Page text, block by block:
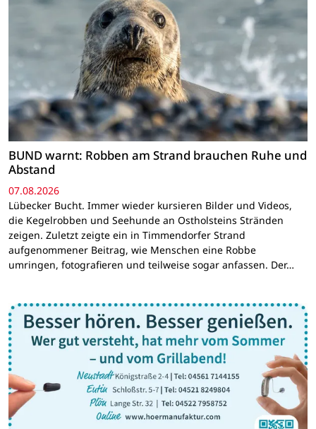
BUND warnt: Robben am Strand brauchen Ruhe und
Abstand
07.08.2026
Lübecker Bucht. Immer wieder kursieren Bilder und Videos,
die Kegelrobben und Seehunde an Ostholsteins Stränden
zeigen. Zuletzt zeigte ein in Timmendorfer Strand
aufgenommener Beitrag, wie Menschen eine Robbe
umringen, fotografieren und teilweise sogar anfassen. Der…